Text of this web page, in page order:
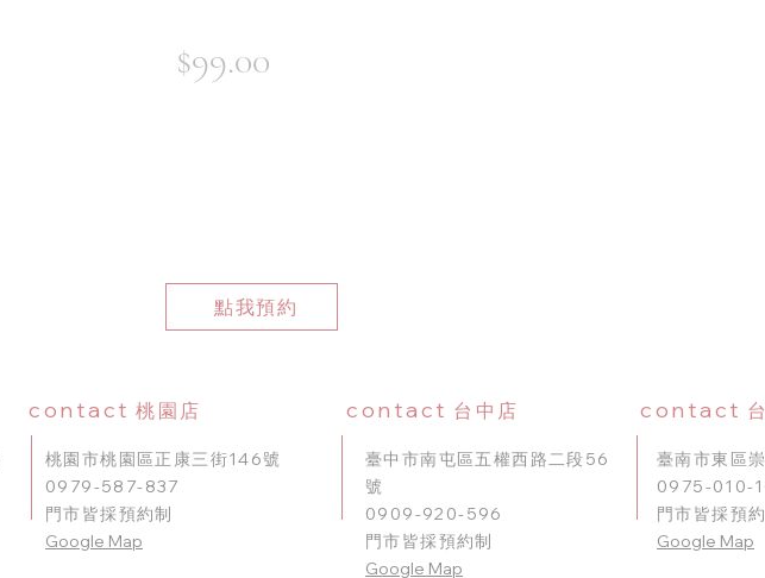
$99.00
點我預約
contact 桃園店 contact 台中店 contact
桃園市桃園區正康三街146號
0979-587-837
門市皆採預約制
Google Map
臺南市東區
0975-010-
門市皆採預
Google Map
臺中市南屯區五權西路二段56
號
0909-920-596
門市皆採預約制
​Google Map